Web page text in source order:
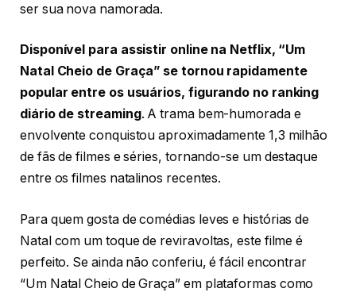
ser sua nova namorada.
Disponível para assistir online na Netflix, “Um
Natal Cheio de Graça” se tornou rapidamente
popular entre os usuários, figurando no ranking
diário de streaming. A trama bem-humorada e
envolvente conquistou aproximadamente 1,3 milhão
de fãs de filmes e séries, tornando-se um destaque
entre os filmes natalinos recentes.
Para quem gosta de comédias leves e histórias de
Natal com um toque de reviravoltas, este filme é
perfeito. Se ainda não conferiu, é fácil encontrar
“Um Natal Cheio de Graça” em plataformas como